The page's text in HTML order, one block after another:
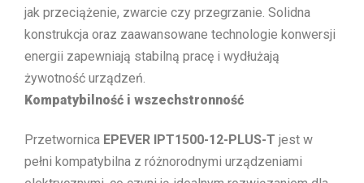
jak przeciążenie, zwarcie czy przegrzanie. Solidna
konstrukcja oraz zaawansowane technologie konwersji
energii zapewniają stabilną pracę i wydłużają
żywotność urządzeń.
Kompatybilność i wszechstronność
Przetwornica EPEVER IPT1500-12-PLUS-T jest w
pełni kompatybilna z różnorodnymi urządzeniami